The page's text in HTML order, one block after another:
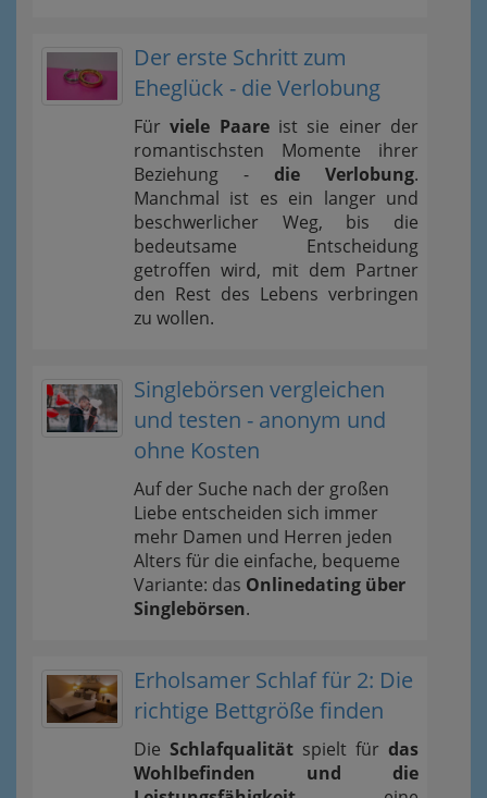
Der erste Schritt zum
Eheglück - die Verlobung
Fürviele Paareist sie einer der
romantischsten Momente ihrer
Beziehung - die Verlobung.
Manchmal ist es ein langer und
beschwerlicher Weg, bis die
bedeutsame Entscheidung
getroffen wird, mit dem Partner
den Rest des Lebens verbringen
zu wollen.
Singlebörsen vergleichen
und testen - anonym und
ohne Kosten
Auf der Suche nach der großen
Liebe entscheiden sich immer
mehr Damen und Herren jeden
Alters für die einfache, bequeme
Variante: das Onlinedating über
Singlebörsen.
Erholsamer Schlaf für 2: Die
richtige Bettgröße finden
Die Schlafqualität spielt für das
Wohlbefinden und die